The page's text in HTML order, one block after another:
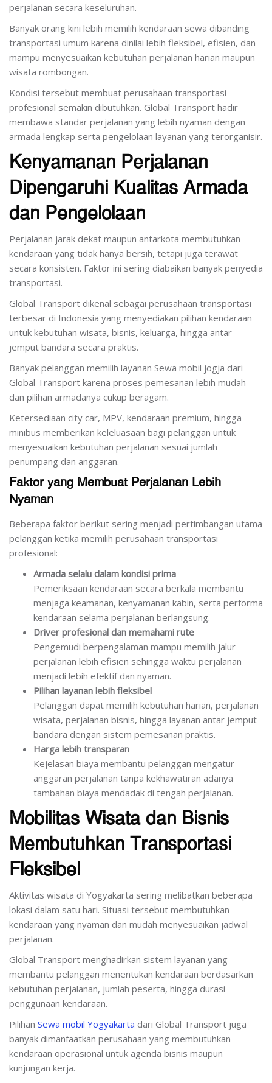
perjalanan secara keseluruhan.
Banyak orang kini lebih memilih kendaraan sewa dibanding
transportasi umum karena dinilai lebih fleksibel, efisien, dan
mampu menyesuaikan kebutuhan perjalanan harian maupun
wisata rombongan.
Kondisi tersebut membuat perusahaan transportasi
profesional semakin dibutuhkan. Global Transport hadir
membawa standar perjalanan yang lebih nyaman dengan
armada lengkap serta pengelolaan layanan yang terorganisir.
Kenyamanan Perjalanan
Dipengaruhi Kualitas Armada
dan Pengelolaan
Perjalanan jarak dekat maupun antarkota membutuhkan
kendaraan yang tidak hanya bersih, tetapi juga terawat
secara konsisten. Faktor ini sering diabaikan banyak penyedia
transportasi.
Global Transport dikenal sebagai perusahaan transportasi
terbesar di Indonesia yang menyediakan pilihan kendaraan
untuk kebutuhan wisata, bisnis, keluarga, hingga antar
jemput bandara secara praktis.
Banyak pelanggan memilih layanan Sewa mobil jogja dari
Global Transport karena proses pemesanan lebih mudah
dan pilihan armadanya cukup beragam.
Ketersediaan city car, MPV, kendaraan premium, hingga
minibus memberikan keleluasaan bagi pelanggan untuk
menyesuaikan kebutuhan perjalanan sesuai jumlah
penumpang dan anggaran.
Faktor yang Membuat Perjalanan Lebih
Nyaman
Beberapa faktor berikut sering menjadi pertimbangan utama
pelanggan ketika memilih perusahaan transportasi
profesional:
Armada selalu dalam kondisi prima
Pemeriksaan kendaraan secara berkala membantu
menjaga keamanan, kenyamanan kabin, serta performa
kendaraan selama perjalanan berlangsung.
Driver profesional dan memahami rute
Pengemudi berpengalaman mampu memilih jalur
perjalanan lebih efisien sehingga waktu perjalanan
menjadi lebih efektif dan nyaman.
Pilihan layanan lebih fleksibel
Pelanggan dapat memilih kebutuhan harian, perjalanan
wisata, perjalanan bisnis, hingga layanan antar jemput
bandara dengan sistem pemesanan praktis.
Harga lebih transparan
Kejelasan biaya membantu pelanggan mengatur
anggaran perjalanan tanpa kekhawatiran adanya
tambahan biaya mendadak di tengah perjalanan.
Mobilitas Wisata dan Bisnis
Membutuhkan Transportasi
Fleksibel
Aktivitas wisata di Yogyakarta sering melibatkan beberapa
lokasi dalam satu hari. Situasi tersebut membutuhkan
kendaraan yang nyaman dan mudah menyesuaikan jadwal
perjalanan.
Global Transport menghadirkan sistem layanan yang
membantu pelanggan menentukan kendaraan berdasarkan
kebutuhan perjalanan, jumlah peserta, hingga durasi
penggunaan kendaraan.
Pilihan Sewa mobil Yogyakarta dari Global Transport juga
banyak dimanfaatkan perusahaan yang membutuhkan
kendaraan operasional untuk agenda bisnis maupun
kunjungan kerja.